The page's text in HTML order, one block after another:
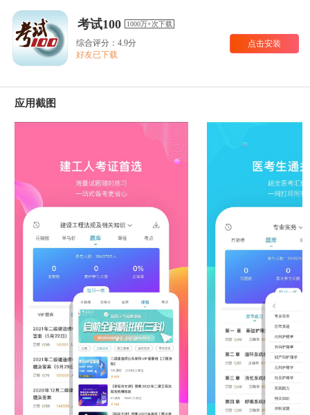
考试100 1000万+次下载
综合评分：4.9分
好友已下载
点击安装
应用截图